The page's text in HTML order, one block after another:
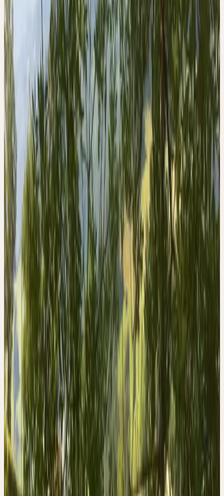
Beim Bogenschiessen verschmelzen Bogen, Pfeil (beides aus
Eschenholz) und gespannte Sehne zu einer Einheit. Dieses Bild
passt genau auf den beschriebenen Menschen, der alles
zurücksetzt und sich anspannt zugunsten des anvisierten Ziels. Die
Esche hat ein hohes Tragvermögen; sie stellt sich dabei aber nicht
in den Mittelpunkt, sondern bleibt bescheiden. Sie ist der Prototyp
des nicht auf schnellen Erfolg bedachten Wesens, dem das Ziel am
wichtigsten ist.
Das Gegenteil dieses Verhaltens ist bei Menschen zu finden, die zu
wenig Spannkraft, zu wenig Zielgerichtetheit aufbringen, um
erfolgreich zu sein. Sie suchen die Schuld dafür bei äusseren
Umständen oder bei anderen Menschen, grämen und ärgern sich
darüber und lehnen sich dagegen auf. Es braucht nicht besonders
betont zu werden, dass dieses Verhalten auf lange Sicht
gesundheitliche Nachteile mit sich bringt.
Ärger, Gram und der Kampf gegen vermeintliche Widerstände
führen zu Fehlfunktionen im Körper. Chronische
Entzündungsprozesse, rheumatische Beschwerden oder
Polyarthritis können entstehen. Die Esche führt durch die ihrem
Wesen eigene Spannkraft, Tragfähigkeit und Beugsamkeit dem
geschilderten Menschentyp die erforderlichen Seelenkräfte zu.
FRAXINUS EXCELSIOR
, Gemeine Esche
Familie
Oleaceae (Ölbaumgewächse)
WuchshöheBis 40 m (Baum)
Blütezeit
April–Mai (vor dem Blattaustrieb)
Erntemonate
Juli–August
Standort Auwälder, Schluchtwälder, Bachufer; nährstoffreiche,
feuchte Böden
Verbreitung Europa; in der Schweiz häufig bis 1400 m
Ceres-Beschaffung Wildsammlung
Pflanzenteil Frische Blätter
VolksnamenGemeine Esche, Hohe Esche, Wundbaum, European
Ash
Signatur & Wirkung